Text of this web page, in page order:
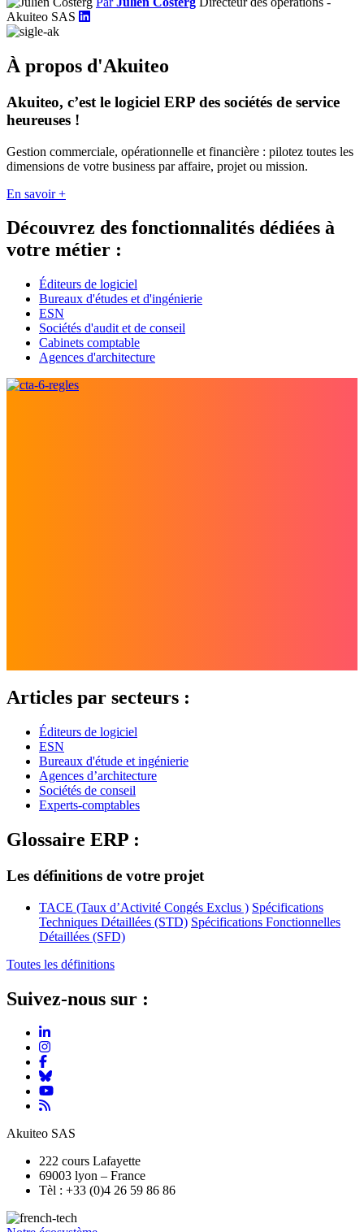
Akuiteo SAS
À propos d'Akuiteo
Akuiteo, c’est le logiciel ERP des sociétés de service
heureuses !
Gestion commerciale, opérationnelle et financière : pilotez toutes les
dimensions de votre business par affaire, projet ou mission.
En savoir +
Découvrez des fonctionnalités dédiées à
votre métier :
Éditeurs de logiciel
Bureaux d'études et d'ingénierie
ESN
Sociétés d'audit et de conseil
Cabinets comptable
Agences d'architecture
Articles par secteurs :
Éditeurs de logiciel
ESN
Bureaux d'étude et ingénierie
Agences d’architecture
Sociétés de conseil
Experts-comptables
Glossaire ERP :
Les définitions de votre projet
TACE (Taux d’Activité Congés Exclus ) Spécifications
Techniques Détaillées (STD) Spécifications Fonctionnelles
Détaillées (SFD)
Toutes les définitions
Suivez-nous sur :
Akuiteo SAS
222 cours Lafayette
69003 lyon – France
Tèl : +33 (0)4 26 59 86 86